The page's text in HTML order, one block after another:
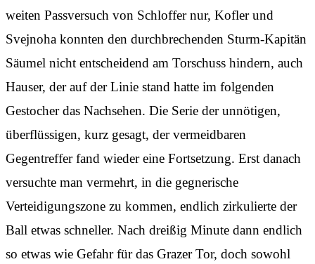
weiten Passversuch von Schloffer nur, Kofler und
Svejnoha konnten den durchbrechenden Sturm-Kapitän
Säumel nicht entscheidend am Torschuss hindern, auch
Hauser, der auf der Linie stand hatte im folgenden
Gestocher das Nachsehen. Die Serie der unnötigen,
überflüssigen, kurz gesagt, der vermeidbaren
Gegentreffer fand wieder eine Fortsetzung. Erst danach
versuchte man vermehrt, in die gegnerische
Verteidigungszone zu kommen, endlich zirkulierte der
Ball etwas schneller. Nach dreißig Minute dann endlich
so etwas wie Gefahr für das Grazer Tor, doch sowohl